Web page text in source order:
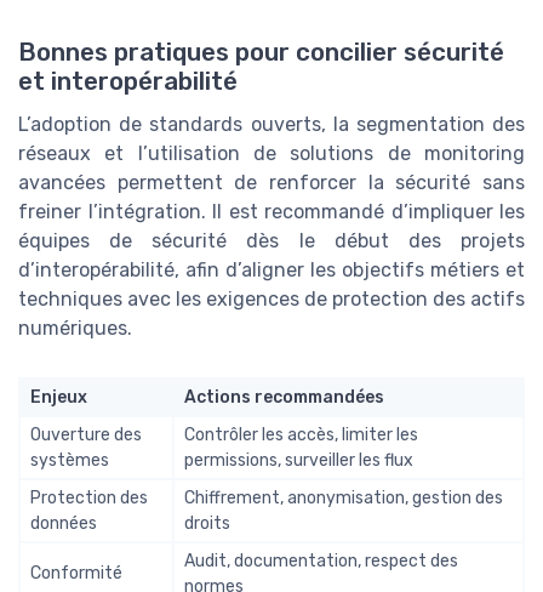
Bonnes pratiques pour concilier sécurité
et interopérabilité
L’adoption de standards ouverts, la segmentation des
réseaux et l’utilisation de solutions de monitoring
avancées permettent de renforcer la sécurité sans
freiner l’intégration. Il est recommandé d’impliquer les
équipes de sécurité dès le début des projets
d’interopérabilité, afin d’aligner les objectifs métiers et
techniques avec les exigences de protection des actifs
numériques.
Enjeux
Actions recommandées
Ouverture des
systèmes
Contrôler les accès, limiter les
permissions, surveiller les flux
Protection des
données
Chiffrement, anonymisation, gestion des
droits
Conformité
Audit, documentation, respect des
normes